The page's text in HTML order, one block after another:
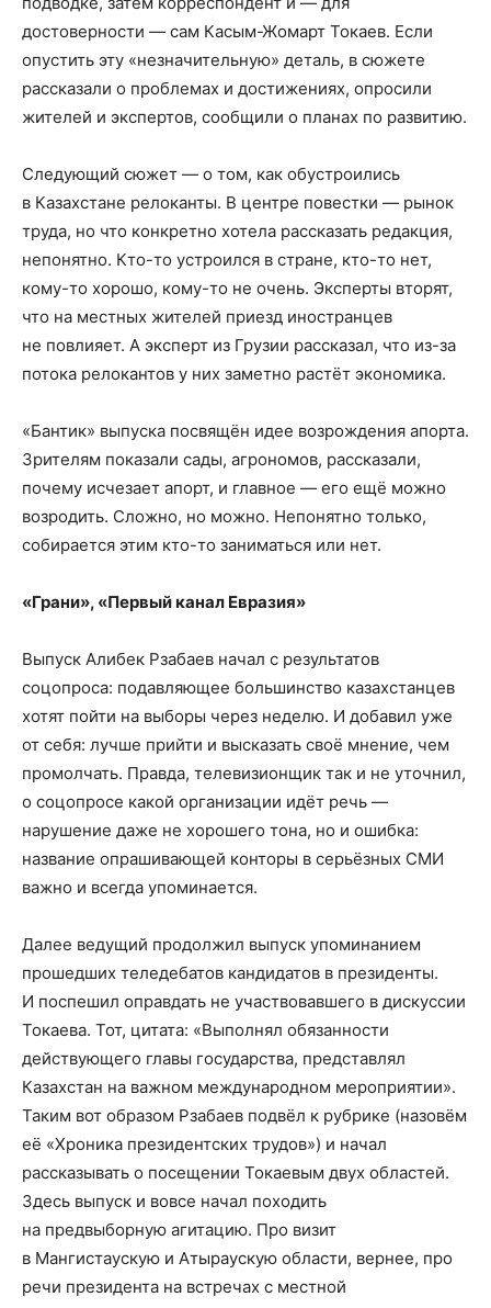
достоверности — сам Касым-Жомарт Токаев. Если
опустить эту «незначительную» деталь, в сюжете
рассказали о проблемах и достижениях, опросили
жителей и экспертов, сообщили о планах по развитию.
Следующий сюжет — о том, как обустроились
в Казахстане релоканты. В центре повестки — рынок
труда, но что конкретно хотела рассказать редакция,
непонятно. Кто-то устроился в стране, кто-то нет,
кому-то хорошо, кому-то не очень. Эксперты вторят,
что на местных жителей приезд иностранцев
не повлияет. А эксперт из Грузии рассказал, что из-за
потока релокантов у них заметно растёт экономика.
«Бантик» выпуска посвящён идее возрождения апорта.
Зрителям показали сады, агрономов, рассказали,
почему исчезает апорт, и главное — его ещё можно
возродить. Сложно, но можно. Непонятно только,
собирается этим кто-то заниматься или нет.
«Грани», «Первый канал Евразия»
Выпуск Алибек Рзабаев начал с результатов
соцопроса: подавляющее большинство казахстанцев
хотят пойти на выборы через неделю. И добавил уже
от себя: лучше прийти и высказать своё мнение, чем
промолчать. Правда, телевизионщик так и не уточнил,
о соцопросе какой организации идёт речь —
нарушение даже не хорошего тона, но и ошибка:
название опрашивающей конторы в серьёзных СМИ
важно и всегда упоминается.
Далее ведущий продолжил выпуск упоминанием
прошедших теледебатов кандидатов в президенты.
И поспешил оправдать не участвовавшего в дискуссии
Токаева. Тот, цитата: «Выполнял обязанности
действующего главы государства, представлял
Казахстан на важном международном мероприятии».
Таким вот образом Рзабаев подвёл к рубрике (назовём
её «Хроника президентских трудов») и начал
рассказывать о посещении Токаевым двух областей.
Здесь выпуск и вовсе начал походить
на предвыборную агитацию. Про визит
в Мангистаускую и Атыраускую области, вернее, про
речи президента на встречах с местной